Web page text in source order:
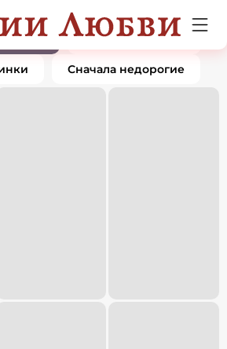
0 товаров
Сначала дорогие
Сначала недорогие